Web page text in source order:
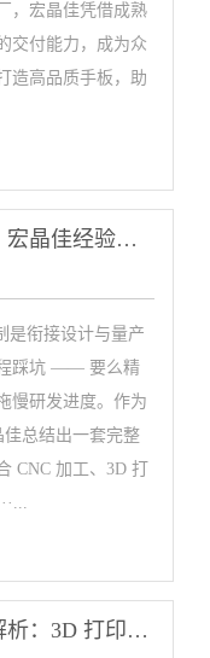
，宏晶佳凭借成熟
交付能力，成为众
造高品质手板，助
机器人手板定制流程全攻略，宏晶佳经验教你避坑省成本
是衔接设计与量产
程踩坑 —— 要么精
慢研发进度。作为
总结出一套完整
CNC 加工、3D 打
宏晶佳机器人手板制作技术解析：3D 打印赋能高精度机器人零件快速成型